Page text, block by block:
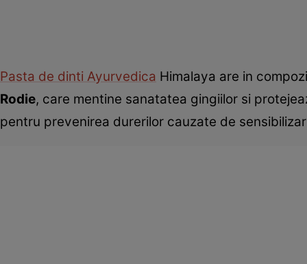
Pasta de dinti Ayurvedica Himalaya are in
Rodie, care mentine sanatatea gingiilor si
pentru prevenirea durerilor cauzate de